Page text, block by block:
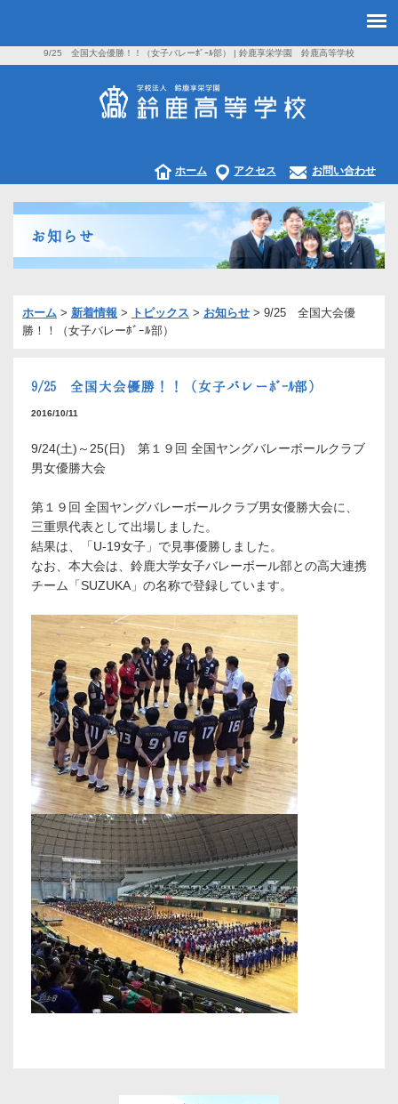
9/25 全国大会優勝！！（女子バレーﾎﾞｰﾙ部） | 鈴鹿享栄学園 鈴鹿高等学校
お問い合わせ
アクセス
ホーム
お知らせ
ホーム > 新着情報 > トピックス > お知らせ > 9/25 全国大会優
勝！！（女子バレーﾎﾞｰﾙ部）
9/25 全国大会優勝！！（女子バレーﾎﾞｰﾙ部）
2016/10/11
9/24(土)～25(日) 第１９回 全国ヤングバレーボールクラブ
男女優勝大会
第１９回 全国ヤングバレーボールクラブ男女優勝大会に、
三重県代表として出場しました。
結果は、「U-19女子」で見事優勝しました。
なお、本大会は、鈴鹿大学女子バレーボール部との高大連携
チーム「SUZUKA」の名称で登録しています。